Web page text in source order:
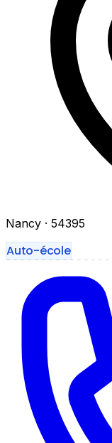
Nancy · 54395
Auto-école